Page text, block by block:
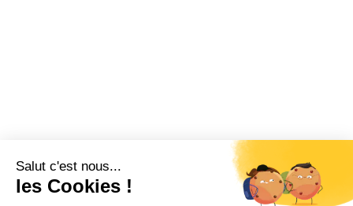
Salut c'est nous...
les Cookies !